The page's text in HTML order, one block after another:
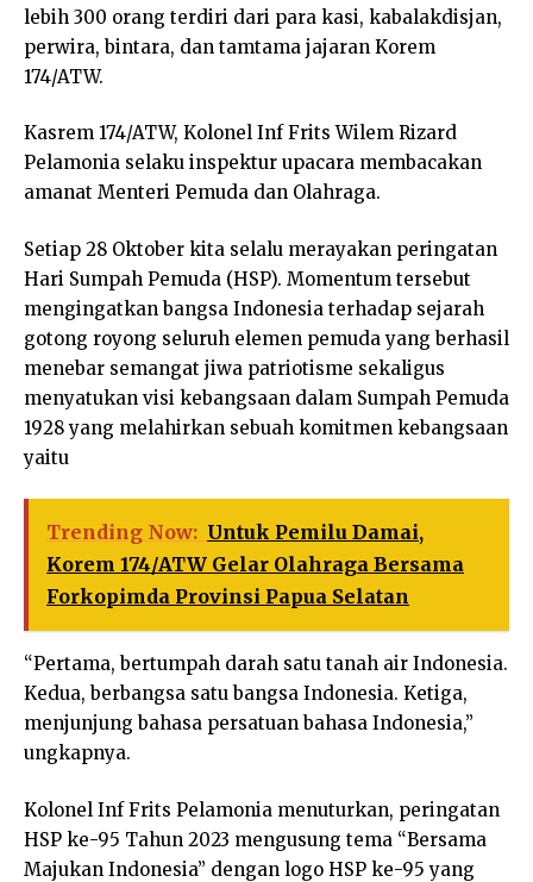
lebih 300 orang terdiri dari para kasi, kabalakdisjan,
perwira, bintara, dan tamtama jajaran Korem
174/ATW.
Kasrem 174/ATW, Kolonel Inf Frits Wilem Rizard
Pelamonia selaku inspektur upacara membacakan
amanat Menteri Pemuda dan Olahraga.
Setiap 28 Oktober kita selalu merayakan peringatan
Hari Sumpah Pemuda (HSP). Momentum tersebut
mengingatkan bangsa Indonesia terhadap sejarah
gotong royong seluruh elemen pemuda yang berhasil
menebar semangat jiwa patriotisme sekaligus
menyatukan visi kebangsaan dalam Sumpah Pemuda
1928 yang melahirkan sebuah komitmen kebangsaan
yaitu
Trending Now: Untuk Pemilu Damai,
Korem 174/ATW Gelar Olahraga Bersama
Forkopimda Provinsi Papua Selatan
“Pertama, bertumpah darah satu tanah air Indonesia.
Kedua, berbangsa satu bangsa Indonesia. Ketiga,
menjunjung bahasa persatuan bahasa Indonesia,”
ungkapnya.
Kolonel Inf Frits Pelamonia menuturkan, peringatan
HSP ke-95 Tahun 2023 mengusung tema “Bersama
Majukan Indonesia” dengan logo HSP ke-95 yang